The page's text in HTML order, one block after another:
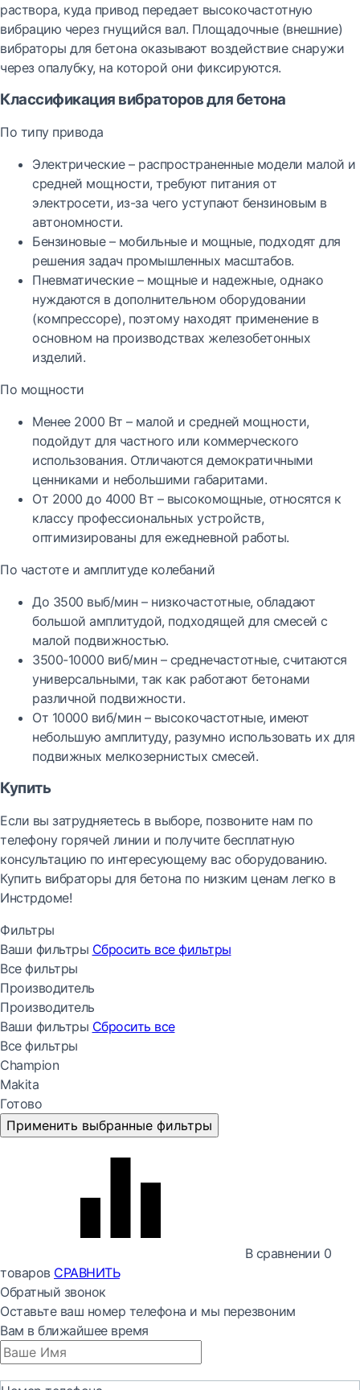
раствора, куда привод передает высокочастотную
вибрацию через гнущийся вал. Площадочные (внешние)
вибраторы для бетона оказывают воздействие снаружи
через опалубку, на которой они фиксируются.
Классификация вибраторов для бетона
По типу привода
Электрические – распространенные модели малой и
средней мощности, требуют питания от
электросети, из-за чего уступают бензиновым в
автономности.
Бензиновые – мобильные и мощные, подходят для
решения задач промышленных масштабов.
Пневматические – мощные и надежные, однако
нуждаются в дополнительном оборудовании
(компрессоре), поэтому находят применение в
основном на производствах железобетонных
изделий.
По мощности
Менее 2000 Вт – малой и средней мощности,
подойдут для частного или коммерческого
использования. Отличаются демократичными
ценниками и небольшими габаритами.
От 2000 до 4000 Вт – высокомощные, относятся к
классу профессиональных устройств,
оптимизированы для ежедневной работы.
По частоте и амплитуде колебаний
До 3500 выб/мин – низкочастотные, обладают
большой амплитудой, подходящей для смесей с
малой подвижностью.
3500-10000 виб/мин – среднечастотные, считаются
универсальными, так как работают бетонами
различной подвижности.
От 10000 виб/мин – высокочастотные, имеют
небольшую амплитуду, разумно использовать их для
подвижных мелкозернистых смесей.
Купить
Если вы затрудняетесь в выборе, позвоните нам по
телефону горячей линии и получите бесплатную
консультацию по интересующему вас оборудованию.
Купить вибраторы для бетона по низким ценам легко в
Инстрдоме!
Фильтры
Ваши фильтры Сбросить все фильтры
Все фильтры
Производитель
Производитель
Ваши фильтры Сбросить все
Все фильтры
Champion
Makita
Готово
Применить выбранные фильтры
В сравнении 0
товаров СРАВНИТЬ
Обратный звонок
Оставьте ваш номер телефона и мы перезвоним
Вам в ближайшее время